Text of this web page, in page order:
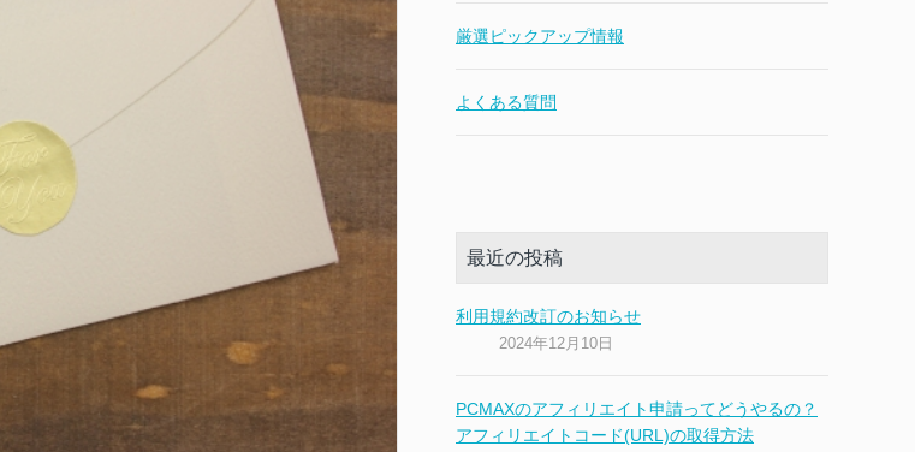
厳選ピックアップ情報
よくある質問
最近の投稿
利用規約改訂のお知らせ
2024年12月10日
PCMAXのアフィリエイト申請ってどうやるの？
アフィリエイトコード(URL)の取得方法